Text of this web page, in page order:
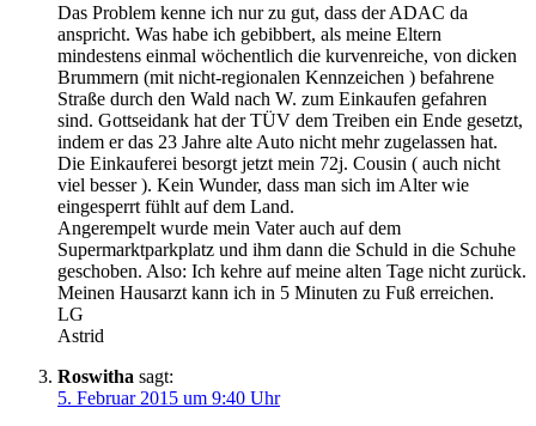
Das Problem kenne ich nur zu gut, dass der ADAC da
anspricht. Was habe ich gebibbert, als meine Eltern
mindestens einmal wöchentlich die kurvenreiche, von dicken
Brummern (mit nicht-regionalen Kennzeichen ) befahrene
Straße durch den Wald nach W. zum Einkaufen gefahren
sind. Gottseidank hat der TÜV dem Treiben ein Ende gesetzt,
indem er das 23 Jahre alte Auto nicht mehr zugelassen hat.
Die Einkauferei besorgt jetzt mein 72j. Cousin ( auch nicht
viel besser ). Kein Wunder, dass man sich im Alter wie
eingesperrt fühlt auf dem Land.
Angerempelt wurde mein Vater auch auf dem
Supermarktparkplatz und ihm dann die Schuld in die Schuhe
geschoben. Also: Ich kehre auf meine alten Tage nicht zurück.
Meinen Hausarzt kann ich in 5 Minuten zu Fuß erreichen.
LG
Astrid
Roswitha sagt:
5. Februar 2015 um 9:40 Uhr